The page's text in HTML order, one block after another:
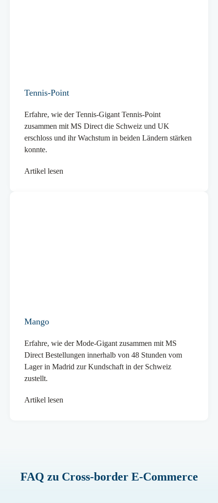
Tennis-Point
Erfahre, wie der Tennis-Gigant Tennis-Point
zusammen mit MS Direct die Schweiz und UK
erschloss und ihr Wachstum in beiden Ländern stärken
konnte.
Artikel lesen
Mango
Erfahre, wie der Mode-Gigant zusammen mit MS
Direct Bestellungen innerhalb von 48 Stunden vom
Lager in Madrid zur Kundschaft in der Schweiz
zustellt.
Artikel lesen
FAQ zu Cross-border E-Commerce